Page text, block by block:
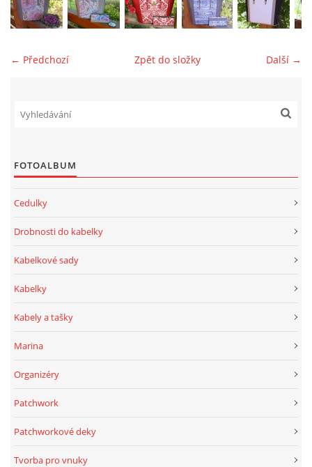
← Předchozí Další →
Zpět do složky
FOTOALBUM
Cedulky
Drobnosti do kabelky
Kabelkové sady
Kabelky
Kabely a tašky
Marina
Organizéry
Patchwork
Patchworkové deky
Tvorba pro vnuky